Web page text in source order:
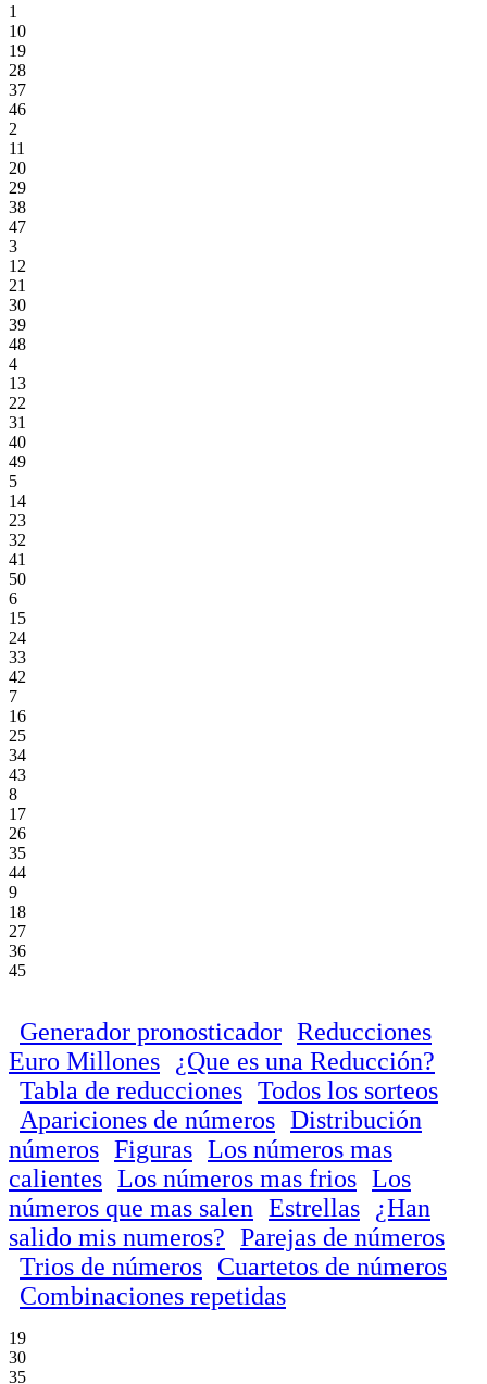
1
10
19
28
37
46
2
11
20
29
38
47
3
12
21
30
39
48
4
13
22
31
40
49
5
14
23
32
41
50
6
15
24
33
42
7
16
25
34
43
8
17
26
35
44
9
18
27
36
45
Generador pronosticador Reducciones
Euro Millones
¿Que es una Reducción?
Tabla de reducciones Todos los sorteos
Apariciones de números Distribución
números Figuras Los números mas
calientes Los números mas frios Los
números que mas salen Estrellas
¿Han
salido mis numeros? Parejas de números
Trios de números Cuartetos de números
Combinaciones repetidas
19
30
35